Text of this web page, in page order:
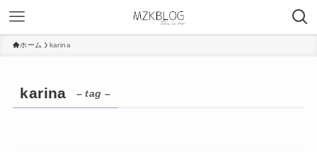
ホーム karina
karina – tag –